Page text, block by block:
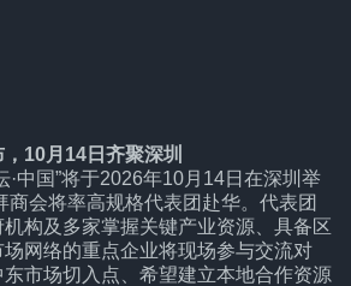
10月14日齐聚深圳
·中国”将于2026年10月14日在深圳举
商会将率高规格代表团赴华。代表团
构及多家掌握关键产业资源、具备区
网络的重点企业将现场参与交流对
市场切入点、希望建立本地合作资源